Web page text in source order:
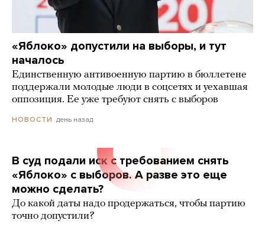
«Яблоко» допустили на выборы, и тут
началось
Единственную антивоенную партию в бюллетене
поддержали молодые люди в соцсетях и уехавшая
оппозиция. Ее уже требуют снять с выборов
НОВОСТИ день назад
В суд подали иск с требованием снять
«Яблоко» с выборов. А разве это еще
можно сделать?
До какой даты надо продержаться, чтобы партию
точно допустили?